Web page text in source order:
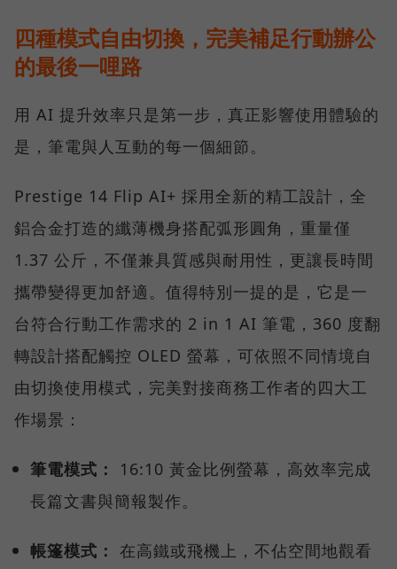
四種模式自由切換，完美補足行動辦公
的最後一哩路
用 AI 提升效率只是第一步，真正影響使用體驗的
是，筆電與人互動的每一個細節。
Prestige 14 Flip AI+ 採用全新的精工設計，全
鋁合金打造的纖薄機身搭配弧形圓角，重量僅
1.37 公斤，不僅兼具質感與耐用性，更讓長時間
攜帶變得更加舒適。值得特別一提的是，它是一
台符合行動工作需求的 2 in 1 AI 筆電，360 度翻
轉設計搭配觸控 OLED 螢幕，可依照不同情境自
由切換使用模式，完美對接商務工作者的四大工
作場景：
筆電模式：
16:10 黃金比例螢幕，高效率完成
長篇文書與簡報製作。
帳篷模式： 在高鐵或飛機上，不佔空間地觀看